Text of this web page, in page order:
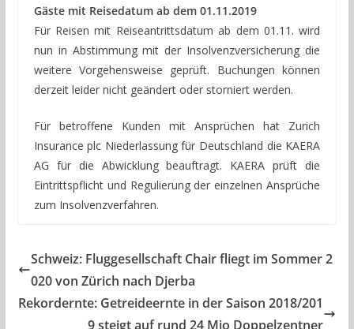
Gäste mit Reisedatum ab dem 01.11.2019
Für Reisen mit Reiseantrittsdatum ab dem 01.11. wird
nun in Abstimmung mit der Insolvenzversicherung die
weitere Vorgehensweise geprüft. Buchungen können
derzeit leider nicht geändert oder storniert werden.
Für betroffene Kunden mit Ansprüchen hat Zurich
Insurance plc Niederlassung für Deutschland die KAERA
AG für die Abwicklung beauftragt. KAERA prüft die
Eintrittspflicht und Regulierung der einzelnen Ansprüche
zum Insolvenzverfahren.
Schweiz: Fluggesellschaft Chair fliegt im Sommer 2
020 von Zürich nach Djerba
Rekordernte: Getreideernte in der Saison 2018/201
9 steigt auf rund 24 Mio Doppelzentner